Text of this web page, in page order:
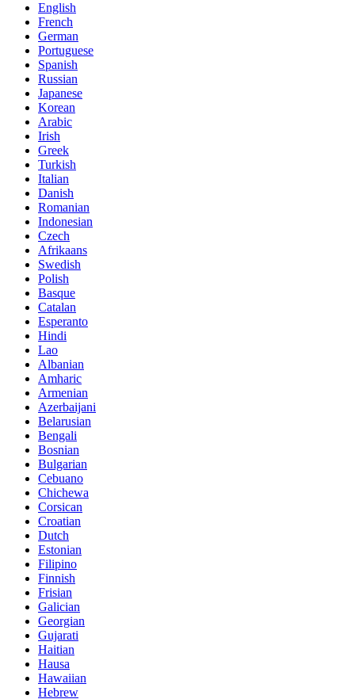
English
French
German
Portuguese
Spanish
Russian
Japanese
Korean
Arabic
Irish
Greek
Turkish
Italian
Danish
Romanian
Indonesian
Czech
Afrikaans
Swedish
Polish
Basque
Catalan
Esperanto
Hindi
Lao
Albanian
Amharic
Armenian
Azerbaijani
Belarusian
Bengali
Bosnian
Bulgarian
Cebuano
Chichewa
Corsican
Croatian
Dutch
Estonian
Filipino
Finnish
Frisian
Galician
Georgian
Gujarati
Haitian
Hausa
Hawaiian
Hebrew